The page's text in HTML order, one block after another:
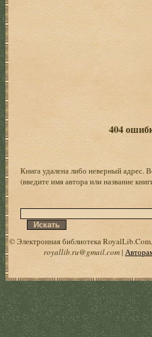
404
Книга удалена либо неверный адрес.
(введите имя автора или название
© Электронная библиотека
royallib.ru@gmail.com|